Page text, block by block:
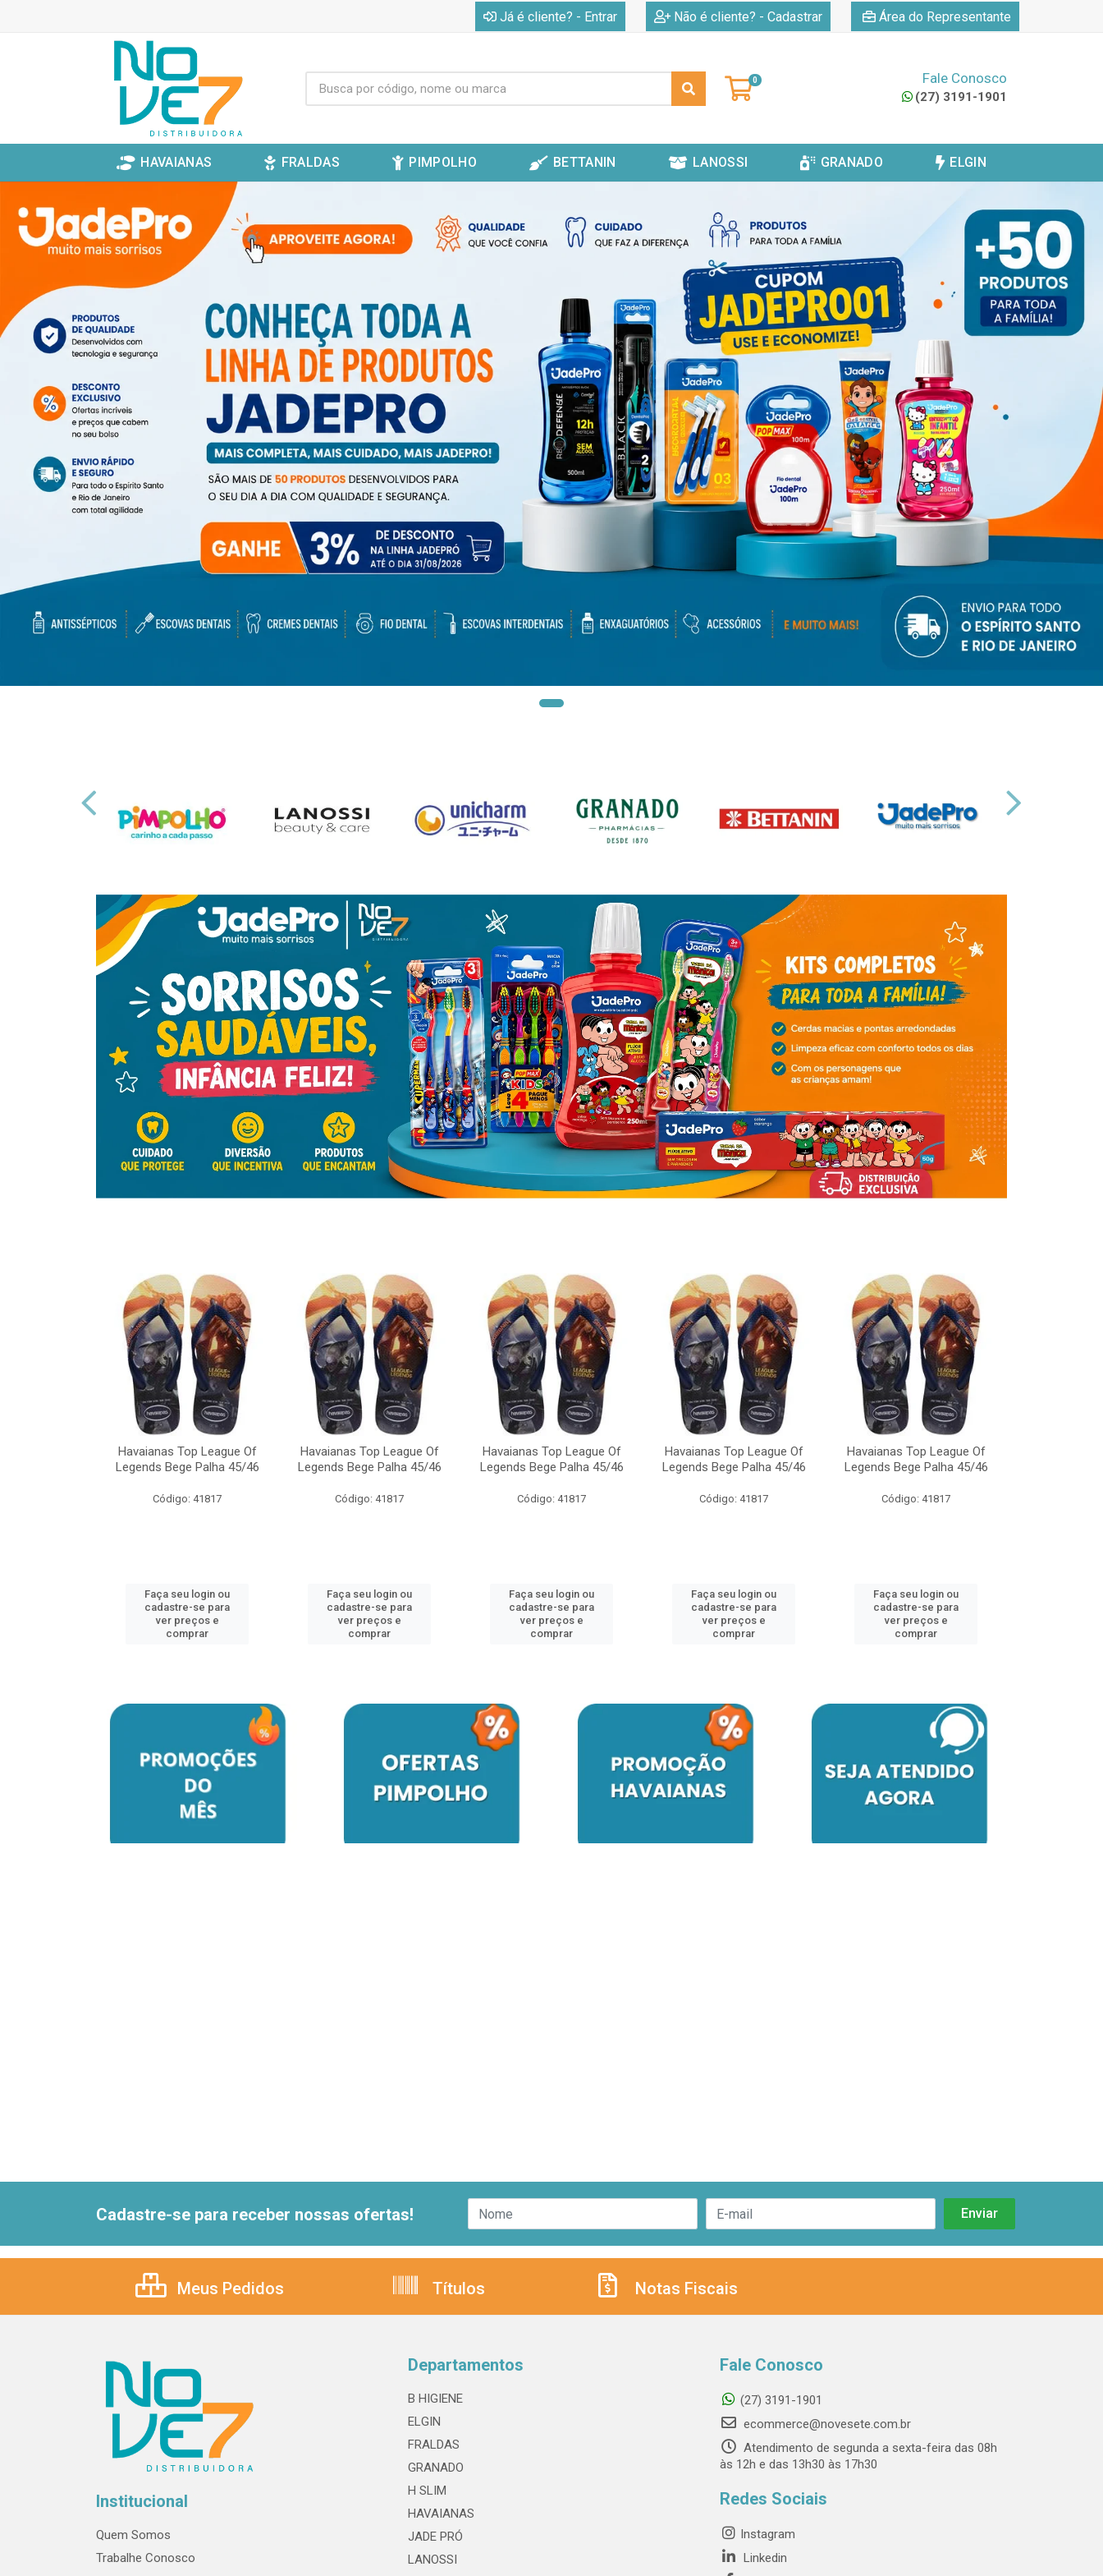
Já é cliente? - Entrar Não é cliente? - Cadastrar Área do Representante
0 Fale Conosco
(27) 3191-1901
HAVAIANAS FRALDAS PIMPOLHO BETTANIN LANOSSI GRANADO ELGIN
Havaianas Top League Of
Legends Bege Palha 45/46
Código: 41817
Faça seu login ou
cadastre-se para
ver preços e
comprar
Havaianas Top League Of
Legends Bege Palha 45/46
Código: 41817
Faça seu login ou
cadastre-se para
ver preços e
comprar
Havaianas Top League Of
Legends Bege Palha 45/46
Código: 41817
Faça seu login ou
cadastre-se para
ver preços e
comprar
Havaianas Top League Of
Legends Bege Palha 45/46
Código: 41817
Faça seu login ou
cadastre-se para
ver preços e
comprar
Havaianas Top League Of
Legends Bege Palha 45/46
Código: 41817
Faça seu login ou
cadastre-se para
ver preços e
comprar
Cadastre-se para receber nossas ofertas!
Meus Pedidos Títulos Notas Fiscais
Institucional
Quem Somos
Trabalhe Conosco
Departamentos
B HIGIENE
ELGIN
FRALDAS
GRANADO
H SLIM
HAVAIANAS
JADE PRÓ
LANOSSI
Fale Conosco
(27) 3191-1901
ecommerce@novesete.com.br
Atendimento de segunda a sexta-feira das 08h
às 12h e das 13h30 às 17h30
Redes Sociais
Instagram
Linkedin